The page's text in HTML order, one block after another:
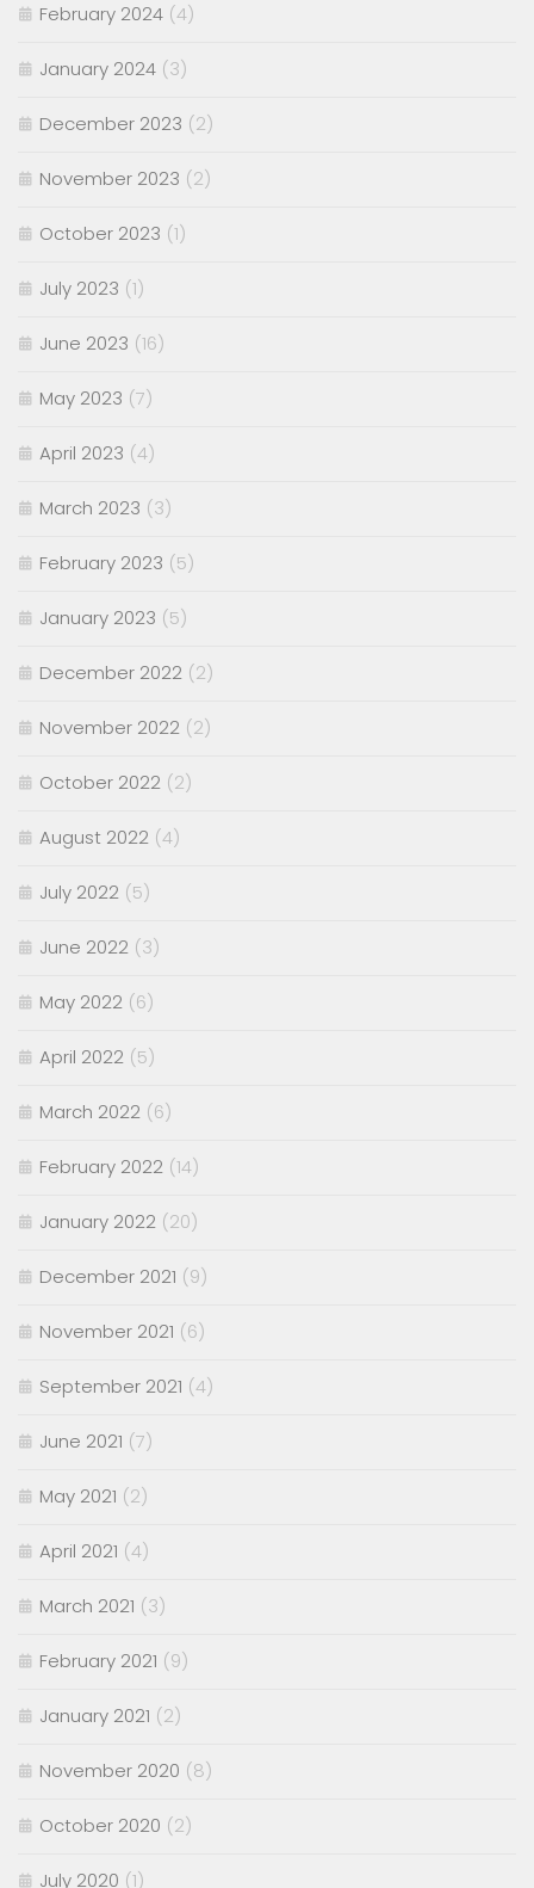
February 2024 (4)
January 2024 (3)
December 2023 (2)
November 2023 (2)
October 2023 (1)
July 2023 (1)
June 2023 (16)
May 2023 (7)
April 2023 (4)
March 2023 (3)
February 2023 (5)
January 2023 (5)
December 2022 (2)
November 2022 (2)
October 2022 (2)
August 2022 (4)
July 2022 (5)
June 2022 (3)
May 2022 (6)
April 2022 (5)
March 2022 (6)
February 2022 (14)
January 2022 (20)
December 2021 (9)
November 2021 (6)
September 2021 (4)
June 2021 (7)
May 2021 (2)
April 2021 (4)
March 2021 (3)
February 2021 (9)
January 2021 (2)
November 2020 (8)
October 2020 (2)
July 2020 (1)